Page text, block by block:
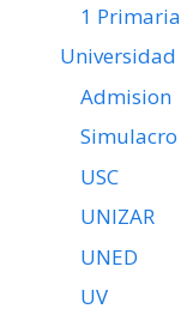
1 Primaria
Universidad
Admision
Simulacro
USC
UNIZAR
UNED
UV